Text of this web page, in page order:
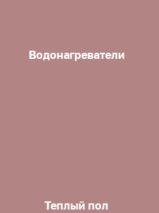
Водонагреватели
Теплый пол